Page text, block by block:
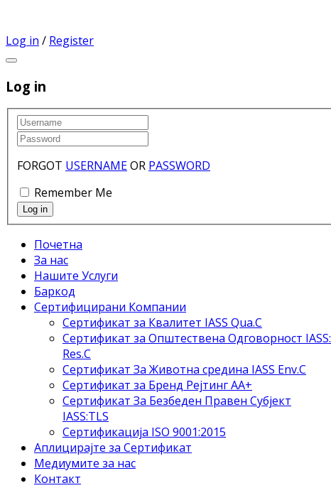
Log in / Register
Log in
FORGOT USERNAMEOR PASSWORD
Remember Me
Почетна
За нас
Нашите Услуги
Баркод
Сертифицирани Компании
Сертификат за Квалитет IASS Qua.C
Сертификат за Општествена Одговорност IASS:
Res.C
Сертификат За Животна средина IASS Env.C
Сертификат за Бренд Рејтинг АА+
Сертификат За Безбеден Правен Субјект
IASS:TLS
Сертификација ISO 9001:2015
Аплицирајте за Сертификат
Медиумите за нас
Контакт